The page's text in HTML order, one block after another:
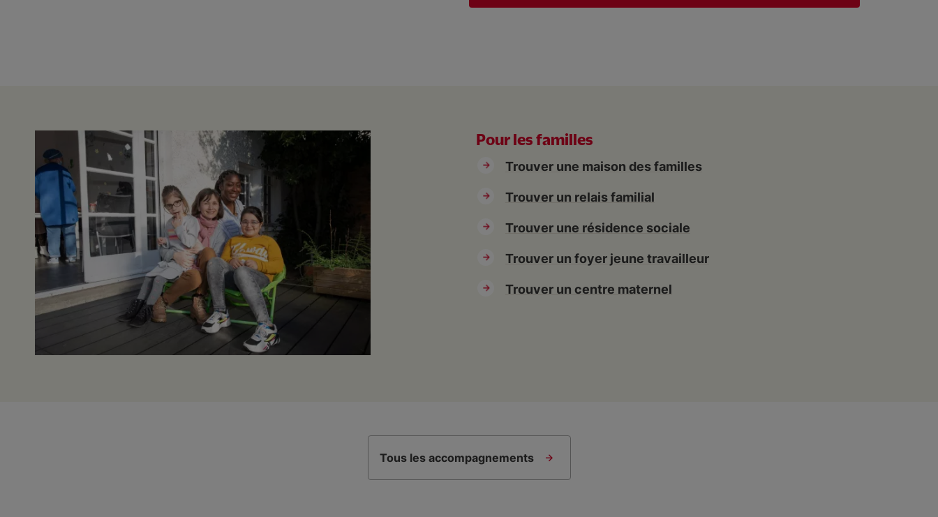
Résidence Sociale à Orientation
Educative du Fort Saint-Antoine
Toulon 83
Résidence Sociale Saint-Bruno
Vaulx en velin 69
Accessibilité transport en commun
Pour les familles
Trouver une maison des familles
Trouver un relais familial
Trouver une résidence sociale
Trouver un foyer jeune travailleur
Trouver un centre maternel
Tous les accompagnements